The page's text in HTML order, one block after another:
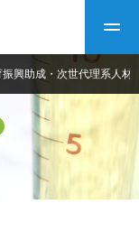
振興助成・次世代理系人材